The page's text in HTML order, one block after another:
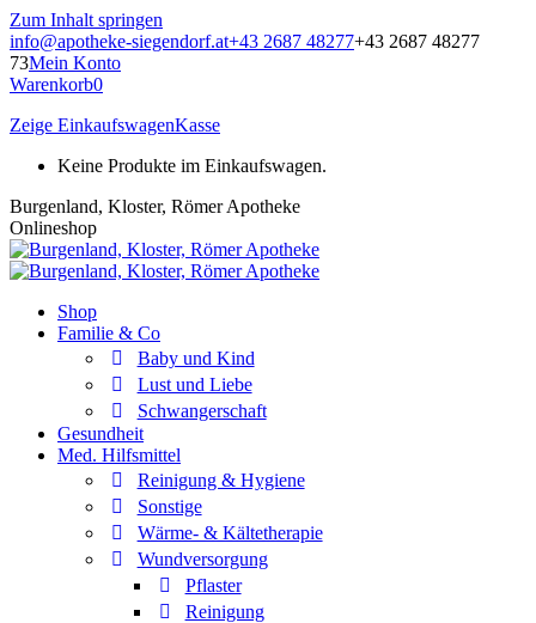
Zum Inhalt springen
info@apotheke-siegendorf.at+43 2687 48277+43 2687 48277
73Mein Konto
Warenkorb0
Zeige EinkaufswagenKasse
Keine Produkte im Einkaufswagen.
Burgenland, Kloster, Römer Apotheke
Onlineshop
Shop
Familie & Co
Baby und Kind
Lust und Liebe
Schwangerschaft
Gesundheit
Med. Hilfsmittel
Reinigung & Hygiene
Sonstige
Wärme- & Kältetherapie
Wundversorgung
Pflaster
Reinigung